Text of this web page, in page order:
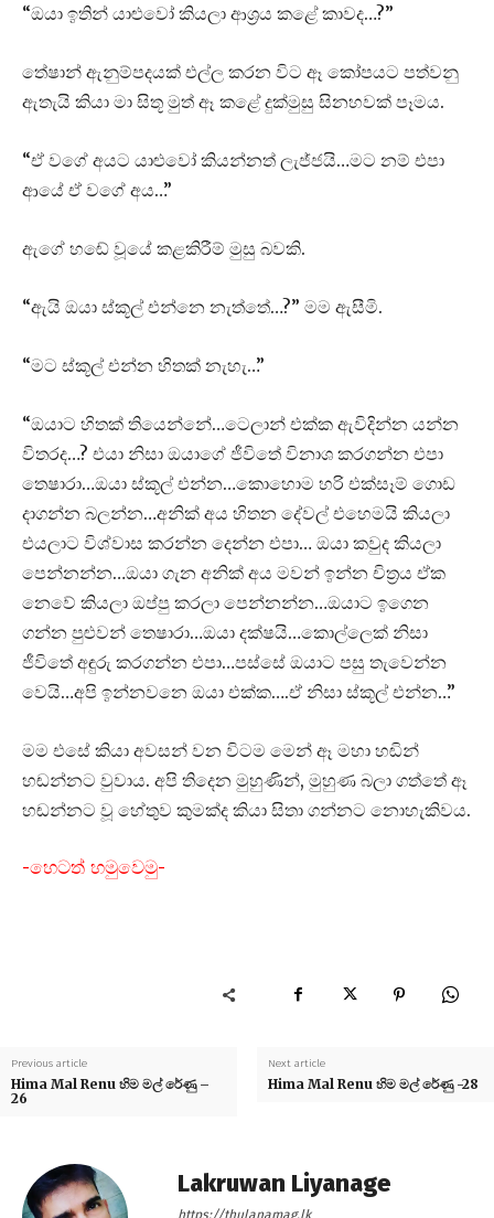
“ඔයා ඉතින් යාළුවෝ කියලා ආශ්‍රය කළේ කාවද…?”
තේෂාන් ඇනුම්පදයක් එල්ල කරන විට ඈ කෝපයට පත්වනු
ඇතැයි කියා මා සිතූ මුත් ඈ කළේ දුක්මුසු සිනහවක් පෑමය.
“ඒ වගේ අයට යාළුවෝ කියන්නත් ලැජ්ජයි…මට නම් එපා
ආයේ ඒ වගේ අය…”
ඇගේ හඬේ වූයේ කළකිරීම් මුසු බවකි.
“ඇයි ඔයා ස්කූල් එන්නෙ නැත්තේ…?” මම ඇසීමි.
“මට ස්කූල් එන්න හිතක් නැහැ…”
“ඔයාට හිතක් තියෙන්නේ…ටෙලාන් එක්ක ඇවිදින්න යන්න
විතරද…? එයා නිසා ඔයාගේ ජීවිතේ විනාශ කරගන්න එපා
තෙෂාරා…ඔයා ස්කූල් එන්න…කොහොම හරි එක්සෑම් ගොඩ
දාගන්න බලන්න…අනික් අය හිතන දේවල් එහෙමයි කියලා
එයලාට විශ්වාස කරන්න දෙන්න එපා… ඔයා කවුද කියලා
පෙන්නන්න…ඔයා ගැන අනික් අය මවන් ඉන්න චිත්‍රය ඒක
නෙවේ කියලා ඔප්පු කරලා පෙන්නන්න…ඔයාට ඉගෙන
ගන්න පුළුවන් තෙෂාරා…ඔයා දක්ෂයි…කොල්ලෙක් නිසා
ජීවිතේ අඳුරු කරගන්න එපා…පස්සේ ඔයාට පසු තැවෙන්න
වෙයි…අපි ඉන්නවනෙ ඔයා එක්ක….ඒ නිසා ස්කූල් එන්න…”
මම එසේ කියා අවසන් වන විටම මෙන් ඈ මහා හඬින්
හඬන්නට වුවාය. අපි තිදෙන මුහුණින්, මුහුණ බලා ගත්තේ ඈ
හඬන්නට වූ හේතුව කුමක්ද කියා සිතා ගන්නට නොහැකිවය.
-හෙටත් හමුවෙමු-
Previous article
Hima Mal Renu හිම මල් රේණු –
26
Next article
Hima Mal Renu හිම මල් රේණු -28
Lakruwan Liyanage
https://thulanamag.lk